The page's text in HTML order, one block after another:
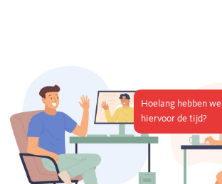
Hoelang hebben we
hiervoor de tijd?